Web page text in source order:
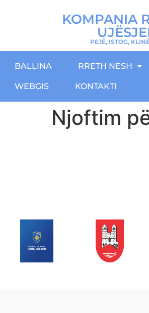
KOMPANIA
PEJË, ISTOG,
BALLINA RRETH NESH
WEBGIS KONTAKTI
Njoftim